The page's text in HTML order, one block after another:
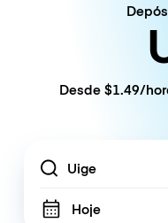
Desde $1.49/
Location
Hoje